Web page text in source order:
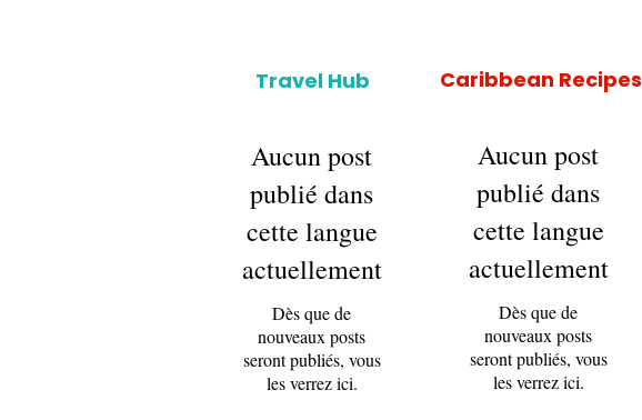
Travel Hub
Aucun post
publié dans
cette langue
actuellement
Dès que de
nouveaux posts
seront publiés, vous
les verrez ici.
Caribbean Recipes
Aucun post
publié dans
cette langue
actuellement
Dès que de
nouveaux posts
seront publiés, vous
les verrez ici.